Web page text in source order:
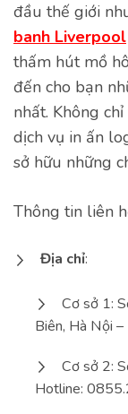
đầu thế giới
banh Liverpool
thấm hút mồ
đến cho bạn
nhất. Không
dịch vụ in ấn
sở hữu những
Thông tin liên
Địa chỉ:
Cơ sở 1:
Biên, Hà Nội
Cơ sở 2:
Hotline: